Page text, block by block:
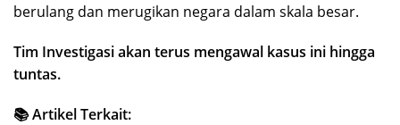
berulang dan merugikan negara dalam skala besar.
Tim Investigasi akan terus mengawal kasus ini hingga
tuntas.
📚 Artikel Terkait: